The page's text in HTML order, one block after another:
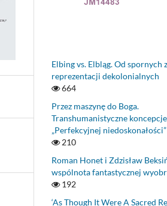
Elbing vs. Elbląg. Od spornych
reprezentacji dekolonialnych
664
Przez maszynę do Boga.
Transhumanistyczne
„Perfekcyjnej niedoskonałości”
210
Roman Honet i Zdzisław
wspólnota fantastycznej
192
‘As Though It Were A Sacred